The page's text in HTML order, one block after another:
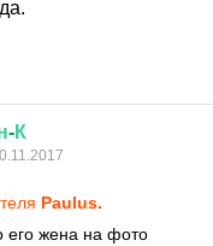
-К
Paulus.
его жена на фото